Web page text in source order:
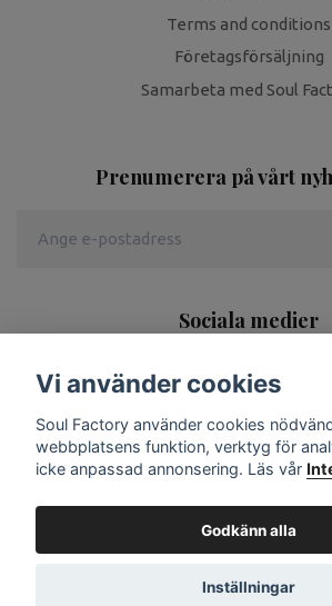
Terms and conditions
Företagsförsäljning
Samarbeta med Soul
Prenumerera på vårt
Sociala medier
© 2026 Soul Factory
Vi använder cookies
Soul Factory använder cookies
webbplatsens funktion, verktyg för
icke anpassad annonsering. Läs vår
Godkänn alla
Inställningar